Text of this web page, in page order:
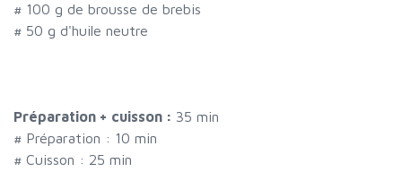
# 100 g de brousse de brebis
# 50 g d'huile neutre
Préparation + cuisson : 35 min
# Préparation : 10 min
# Cuisson : 25 min